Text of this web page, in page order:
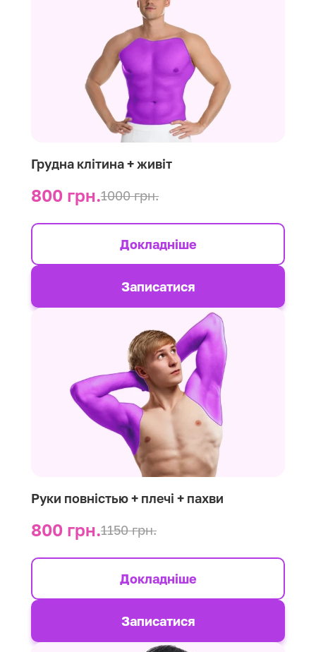
Грудна клітина + живіт
800 грн.1000 грн.
Докладніше
Записатися
Руки повністью + плечі + пахви
800 грн.1150 грн.
Докладніше
Записатися